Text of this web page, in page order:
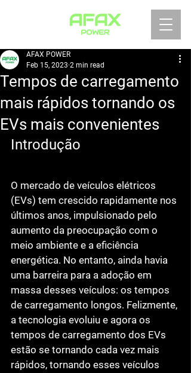
Tempos de carregamento
mais rápidos tornando os
EVs mais convenientes
AFAX POWER
Feb 15, 2023 2 min read
Introdução
O mercado de veículos elétricos
(EVs) tem crescido rapidamente nos
últimos anos, impulsionado pelo
aumento da preocupação com o
meio ambiente e a eficiência
energética. No entanto, ainda havia
uma barreira para a adoção em
massa desses veículos: os tempos
de carregamento longos. Felizmente,
a tecnologia evoluiu e agora os
tempos de carregamento dos EVs
estão se tornando cada vez mais
rápidos, tornando esses veículos